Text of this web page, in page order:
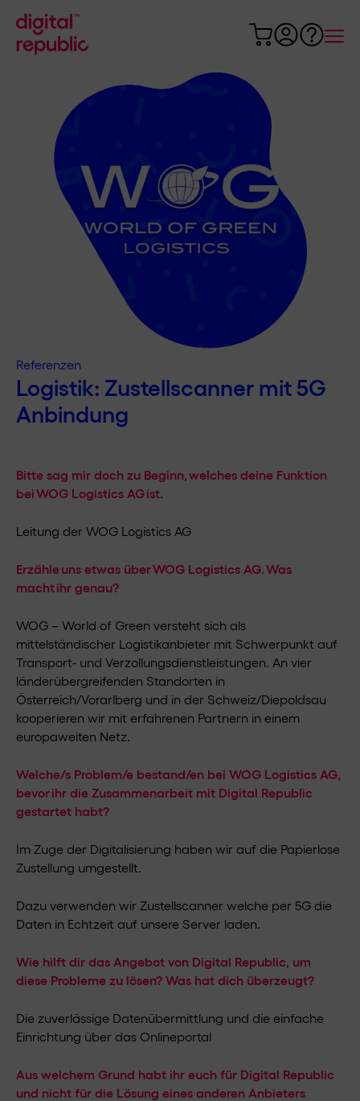
Referenzen
Logistik: Zustellscanner mit 5G
Anbindung
Bitte sag mir doch zu Beginn, welches deine Funktion
bei WOG Logistics AG ist.
Leitung der WOG Logistics AG
Erzähle uns etwas über WOG Logistics AG. Was
macht ihr genau?
WOG – World of Green versteht sich als
mittelständischer Logistikanbieter mit Schwerpunkt auf
Transport- und Verzollungsdienstleistungen. An vier
länderübergreifenden Standorten in
Österreich/Vorarlberg und in der Schweiz/Diepoldsau
kooperieren wir mit erfahrenen Partnern in einem
europaweiten Netz.
Welche/s Problem/e bestand/en bei WOG Logistics AG,
bevor ihr die Zusammenarbeit mit Digital Republic
gestartet habt?
Im Zuge der Digitalisierung haben wir auf die Papierlose
Zustellung umgestellt.
Dazu verwenden wir Zustellscanner welche per 5G die
Daten in Echtzeit auf unsere Server laden.
Wie hilft dir das Angebot von Digital Republic, um
diese Probleme zu lösen? Was hat dich überzeugt?
Die zuverlässige Datenübermittlung und die einfache
Einrichtung über das Onlineportal
Aus welchem Grund habt ihr euch für Digital Republic
und nicht für die Lösung eines anderen Anbieters